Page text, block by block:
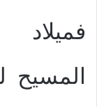
فميلاد